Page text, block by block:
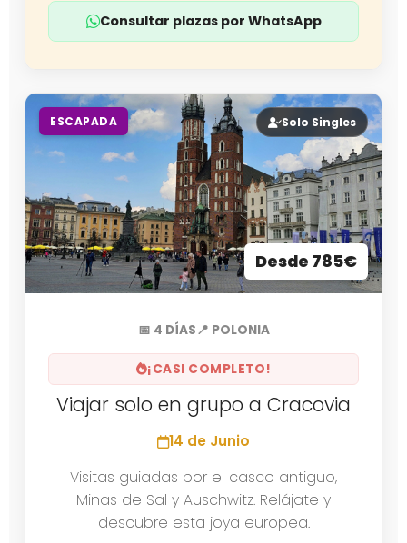
Consultar plazas por WhatsApp
ESCAPADA Solo Singles
Desde 785€
📅 4 DÍAS📍 POLONIA
¡CASI COMPLETO!
Viajar solo en grupo a Cracovia
14 de Junio
Visitas guiadas por el casco antiguo,
Minas de Sal y Auschwitz. Relájate y
descubre esta joya europea.